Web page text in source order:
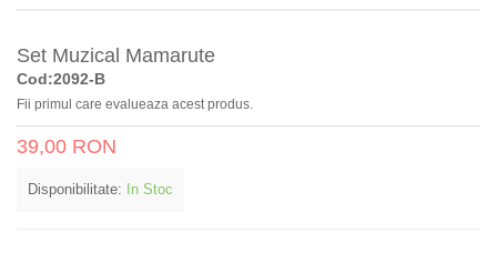
Set Muzical Mamarute
Cod:2092-B
Fii primul care evalueaza acest produs.
39,00 RON
Disponibilitate: In Stoc